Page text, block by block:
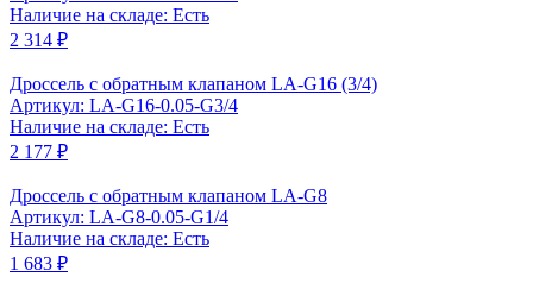
Наличие на складе: Есть
2 314 ₽
Дроссель с обратным клапаном LA-G16 (3/4)
Артикул: LA-G16-0.05-G3/4
Наличие на складе: Есть
2 177 ₽
Дроссель с обратным клапаном LA-G8
Артикул: LA-G8-0.05-G1/4
Наличие на складе: Есть
1 683 ₽